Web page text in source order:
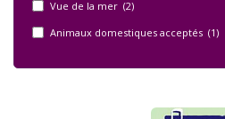
Vue de la mer (2)
Animaux domestiques acceptés (1)